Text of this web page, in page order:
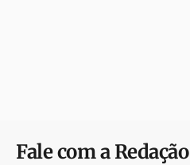
Fale com a Redação